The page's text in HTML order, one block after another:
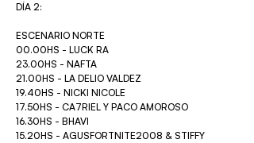
DÍA 2:
ESCENARIO NORTE
00.00HS - LUCK RA
23.00HS - NAFTA
21.00HS - LA DELIO VALDEZ
19.40HS - NICKI NICOLE
17.50HS - CA7RIEL Y PACO AMOROSO
16.30HS - BHAVI
15.20HS - AGUSFORTNITE2008 & STIFFY